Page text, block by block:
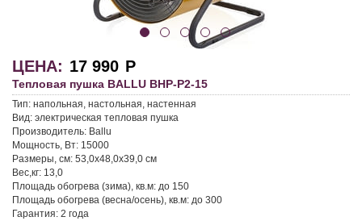
ЦЕНА: 17 990 Р
Тепловая пушка BALLU BHP-P2-15
Тип: напольная, настольная, настенная
Вид: электрическая тепловая пушка
Производитель: Ballu
Мощность, Вт: 15000
Размеры, см: 53,0x48,0x39,0 см
Вес,кг: 13,0
Площадь обогрева (зима), кв.м: до 150
Площадь обогрева (весна/осень), кв.м: до 300
Гарантия: 2 года